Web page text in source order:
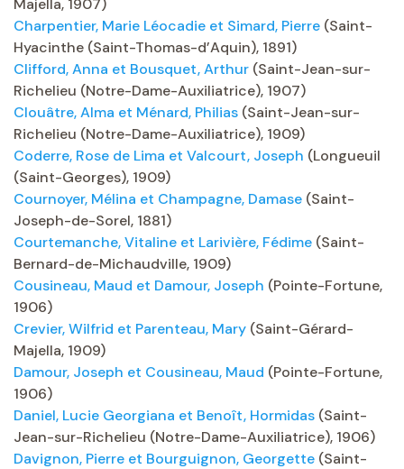
Majella, 1907)
Charpentier, Marie Léocadie et Simard, Pierre (Saint-
Hyacinthe (Saint-Thomas-d’Aquin), 1891)
Clifford, Anna et Bousquet, Arthur (Saint-Jean-sur-
Richelieu (Notre-Dame-Auxiliatrice), 1907)
Clouâtre, Alma et Ménard, Philias (Saint-Jean-sur-
Richelieu (Notre-Dame-Auxiliatrice), 1909)
Coderre, Rose de Lima et Valcourt, Joseph (Longueuil
(Saint-Georges), 1909)
Cournoyer, Mélina et Champagne, Damase (Saint-
Joseph-de-Sorel, 1881)
Courtemanche, Vitaline et Larivière, Fédime (Saint-
Bernard-de-Michaudville, 1909)
Cousineau, Maud et Damour, Joseph (Pointe-Fortune,
1906)
Crevier, Wilfrid et Parenteau, Mary (Saint-Gérard-
Majella, 1909)
Damour, Joseph et Cousineau, Maud (Pointe-Fortune,
1906)
Daniel, Lucie Georgiana et Benoît, Hormidas (Saint-
Jean-sur-Richelieu (Notre-Dame-Auxiliatrice), 1906)
Davignon, Pierre et Bourguignon, Georgette (Saint-